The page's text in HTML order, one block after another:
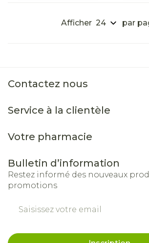
Afficher par
Contactez nous
Service à la clientèle
Votre pharmacie
Bulletin d’information
Restez informé des nouveaux
promotions